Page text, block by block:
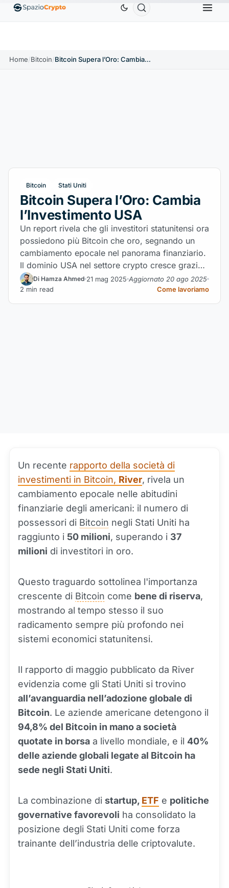
EthereumETH1.880,58 USD TetherUSDT ↑0.00%
Home/Bitcoin/ Bitcoin Supera l’Oro: Cambia l’Investimento USA
Bitcoin Stati Uniti
Bitcoin Supera l’Oro: Cambia
l’Investimento USA
Un report rivela che gli investitori statunitensi ora
possiedono più Bitcoin che oro, segnando un
cambiamento epocale nel panorama finanziario.
Il dominio USA nel settore crypto cresce grazie
a politiche favorevoli e all’adozione istituzionale.
Di Hamza Ahmed 21 mag 2025 Aggiornato 20 ago 2025
2 min read
Come lavoriamo
Un recente rapporto della società di
investimenti in Bitcoin, River, rivela un
cambiamento epocale nelle abitudini
finanziarie degli americani: il numero di
possessori di Bitcoin negli Stati Uniti ha
raggiunto i 50 milioni, superando i 37
milioni di investitori in oro.
Questo traguardo sottolinea l'importanza
crescente di Bitcoin come bene di riserva,
mostrando al tempo stesso il suo
radicamento sempre più profondo nei
sistemi economici statunitensi.
Il rapporto di maggio pubblicato da River
evidenzia come gli Stati Uniti si trovino
all’avanguardia nell’adozione globale di
Bitcoin. Le aziende americane detengono il
94,8% del Bitcoin in mano a società
quotate in borsa a livello mondiale, e il 40%
delle aziende globali legate al Bitcoin ha
sede negli Stati Uniti.
La combinazione di startup, ETF e politiche
governative favorevoli ha consolidato la
posizione degli Stati Uniti come forza
trainante dell’industria delle criptovalute.